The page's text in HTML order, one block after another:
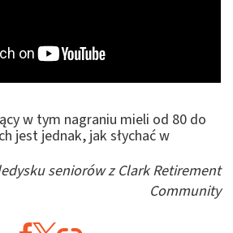
w tym nagraniu mieli od 80 do
jest jednak, jak słychać w
seniorów z Clark Retirement
Community